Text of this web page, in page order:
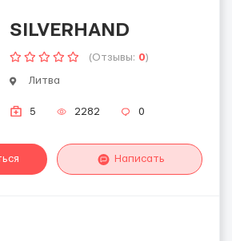
SILVERHAND
(Отзывы: 0)
Литва
5 2282 0
Написать